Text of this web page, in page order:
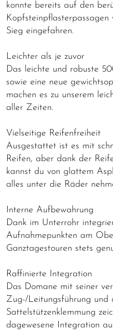
konnte bereits auf den
Kopfsteinpflasterpassagen
Sieg eingefahren.
Leichter als je zuvor
Das leichte und robuste
sowie eine neue
machen es zu unserem
aller Zeiten.
Vielseitige Reifenfreiheit
Ausgestattet ist es mit
Reifen, aber dank der
kannst du von glattem
alles unter die Räder
Interne Aufbewahrung
Dank im Unterrohr
Aufnahmepunkten am
Ganztagestouren stets
Raffinierte Integration
Das Domane mit seiner
Zug-/Leitungsführung und
Sattelstützenklemmung
dagewesene Integration